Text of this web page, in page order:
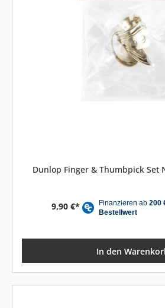
Dunlop Finger & Thumbpick Set
9,90 €*
In den